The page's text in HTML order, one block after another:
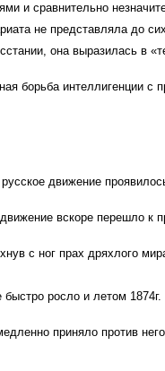
сравнительно
не представляла до
она выразилась в
борьба
движение
вскоре перешло к
с ног прах дряхлого
росло и летом
приняло против